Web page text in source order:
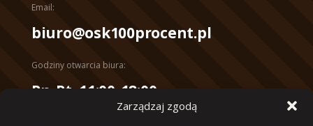
Zarządzaj zgodą
Email:
biuro@osk100procent.pl
Godziny otwarcia biura:
Pn-Pt, 11:00-18:00